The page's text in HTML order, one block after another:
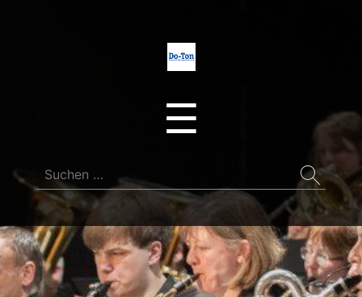
Do-
Ton
☰
Suchen
nach: